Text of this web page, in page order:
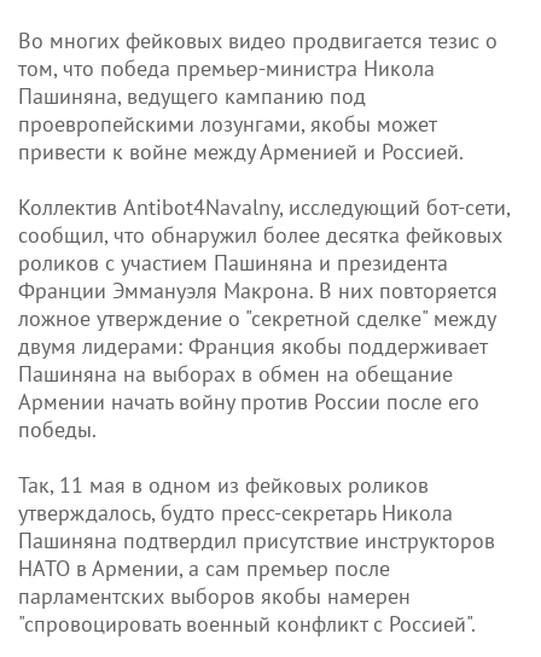
Во многих фейковых видео продвигается тезис о
том, что победа премьер-министра Никола
Пашиняна, ведущего кампанию под
проевропейскими лозунгами, якобы может
привести к войне между Арменией и Россией.
Коллектив Antibot4Navalny, исследующий бот-сети,
сообщил, что обнаружил более десятка фейковых
роликов с участием Пашиняна и президента
Франции Эммануэля Макрона. В них повторяется
ложное утверждение о "секретной сделке" между
двумя лидерами: Франция якобы поддерживает
Пашиняна на выборах в обмен на обещание
Армении начать войну против России после его
победы.
Так, 11 мая в одном из фейковых роликов
утверждалось, будто пресс-секретарь Никола
Пашиняна подтвердил присутствие инструкторов
НАТО в Армении, а сам премьер после
парламентских выборов якобы намерен
"спровоцировать военный конфликт с Россией".